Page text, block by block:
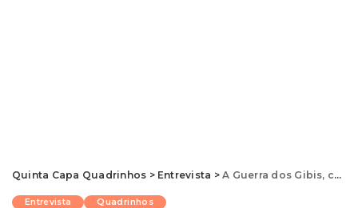
Quinta Capa Quadrinhos > Entrevista >A Guerra dos Gibis, com Gonçalo Junior
Entrevista Quadrinhos